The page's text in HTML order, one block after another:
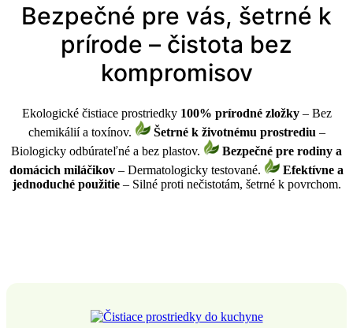
Bezpečné pre vás, šetrné k
prírode – čistota bez
kompromisov
Ekologické čistiace prostriedky 100% prírodné zložky– Bez
chemikálií a toxínov.
Šetrné k životnému prostrediu –
Biologicky odbúrateľné a bez plastov.
Bezpečné pre rodiny a
domácich miláčikov – Dermatologicky testované.
Efektívne a
jednoduché použitie– Silné proti nečistotám, šetrné k povrchom.